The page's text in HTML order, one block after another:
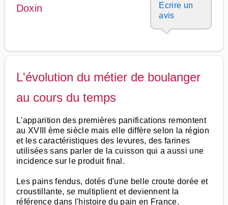
Doxin
Ecrire un
avis
L'évolution du métier de boulanger
au cours du temps
L'apparition des premières panifications remontent
au XVIII ème siècle mais elle diffère selon la région
et les caractéristiques des levures, des farines
utilisées sans parler de la cuisson qui a aussi une
incidence sur le produit final.
Les pains fendus, dotés d'une belle croute dorée et
croustillante, se multiplient et deviennent la
référence dans l'histoire du pain en France.